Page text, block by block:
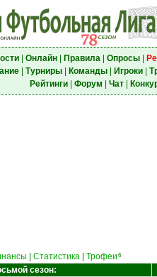
| Онлайн| Правила| Опросы|
| Турниры| Команды| Игроки|
Рейтинги| Форум Чат|
Статистика Трофеи 6
сезон: